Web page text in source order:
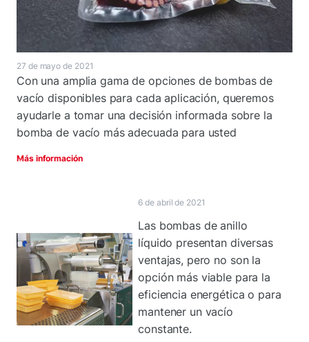
27 de mayo de 2021
Con una amplia gama de opciones de bombas de
vacío disponibles para cada aplicación, queremos
ayudarle a tomar una decisión informada sobre la
bomba de vacío más adecuada para usted
Más información
6 de abril de 2021
Las bombas de anillo
líquido presentan diversas
ventajas, pero no son la
opción más viable para la
eficiencia energética o para
mantener un vacío
constante.